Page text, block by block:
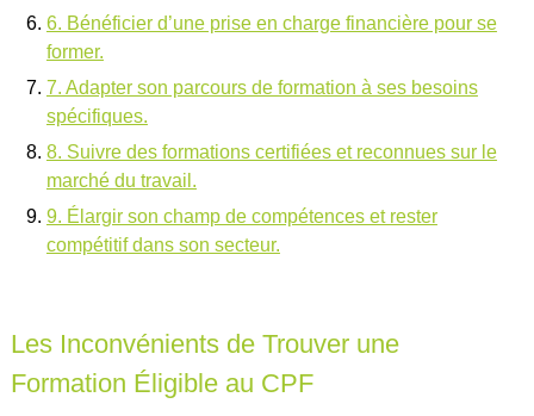
6. Bénéficier d’une prise en charge financière pour se
former.
7. Adapter son parcours de formation à ses besoins
spécifiques.
8. Suivre des formations certifiées et reconnues sur le
marché du travail.
9. Élargir son champ de compétences et rester
compétitif dans son secteur.
Les Inconvénients de Trouver une
Formation Éligible au CPF